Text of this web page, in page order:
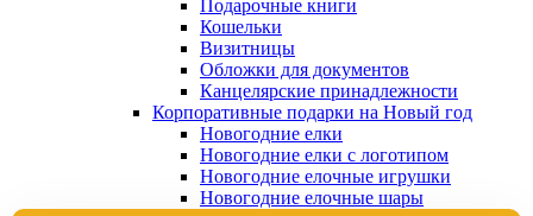
Подарочные книги
Кошельки
Визитницы
Обложки для документов
Канцелярские принадлежности
Корпоративные подарки на Новый год
Новогодние елки
Новогодние елки с логотипом
Новогодние елочные игрушки
Новогодние елочные шары